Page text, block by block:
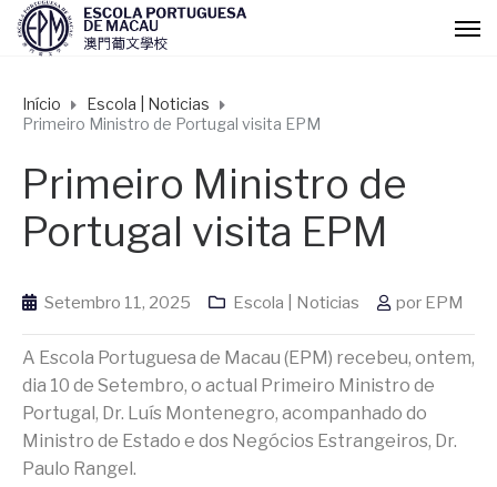
Início
Escola | Noticias
Primeiro Ministro de Portugal visita EPM
Primeiro Ministro de
Portugal visita EPM
Setembro 11, 2025 Escola | Noticias por EPM
A Escola Portuguesa de Macau (EPM) recebeu, ontem,
dia 10 de Setembro, o actual Primeiro Ministro de
Portugal, Dr. Luís Montenegro, acompanhado do
Ministro de Estado e dos Negócios Estrangeiros, Dr.
Paulo Rangel.